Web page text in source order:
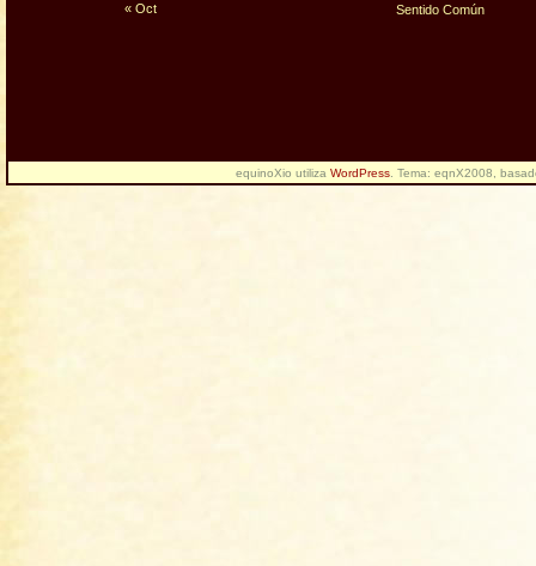
« Oct
Sentido Común
equinoXio utiliza WordPress . Tema: eqnX2008,